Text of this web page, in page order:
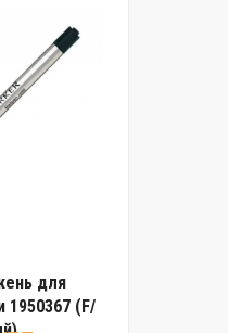
для
1950367 (F/